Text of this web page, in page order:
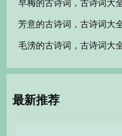
早梅的古诗词，古诗词大
芳意的古诗词，古诗词大
毛滂的古诗词，古诗词大
最新推荐